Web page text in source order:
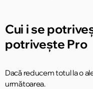
Cui i se
potrivește Pro
Dacă reducem totul la o
următoarea.